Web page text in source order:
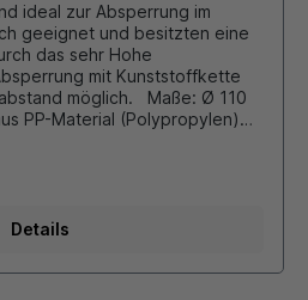
ideal zur Absperrung im
geeignet und besitzten eine
das sehr Hohe
mit Kunststoffkette
Maße: Ø 110
PP-Material (Polypropylen)
aus: 6
25 Meter Kunststoffkette (6x8
Zubehör
Details